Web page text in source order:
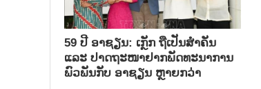
59 ປີ ອາຊຽນ: ເກຼັກ ຖືເປັນສຳຄັນ
ແລະ ປາດຖະໜາຢາກພັດທະນາການ
ພົວພັນກັບ ອາຊຽນ ຫຼາຍກວ່າ